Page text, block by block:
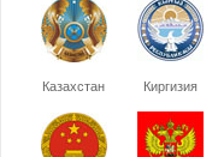
Казахстан Киргизия